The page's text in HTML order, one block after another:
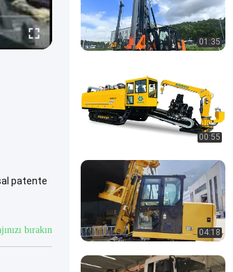
patente
bırakın
01:35
00:55
04:18